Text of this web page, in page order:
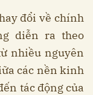
đổi về chính
diễn ra theo
nhiều nguyên
các nền kinh
tác động của